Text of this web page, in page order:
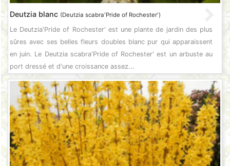
Deutzia blanc (Deutzia scabra'Pride of Rochester')
Le Deutzia'Pride of Rochester' est une plante de jardin des plus
sûres avec ses belles fleurs doubles blanc pur qui apparaissent
en juin. Le Deutzia scabra'Pride of Rochester' est un arbuste au
port dressé et d'une croissance assez...